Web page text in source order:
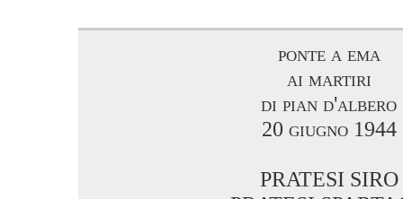
ponte a ema
ai martiri
di pian d'albero
20 giugno 1944
PRATESI SIRO